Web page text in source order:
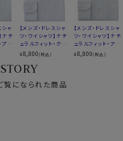
・ファイバー使用
ら作られたクールマック
使用。
するとともに、環境にも配
。
ックスシャツ
ックス®オールシーズン・
定性と温調の高機能が特長
エスト部分をやや絞ったス
細すぎず、それでいてダボ
ャツとは一線を画したつくり
）・45cm（3L）・
サイズと同じ感覚でお選び
シャ
ナチ
プレ
ー
ォー
ラ
・ス
ボタ
【メンズ・ドレスシャ
ツ・ワイシャツ】ナチ
ュラルフィット・クー
ルマックス・オールシ
ーズン・ドライ・形態
安定・イタリアンカ
ラー・ボタンダウン・
スキッパー・第一ボ
タン無し
¥8,800(税込)
【メンズ・ドレスシャ
ツ・ワイシャツ】ナチ
ュラルフィット・アイ
スコットン・プレミア
ムコットン・イージ
¥8,800(税込)
覧になられた商品